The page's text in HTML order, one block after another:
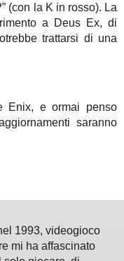
(con la K in rosso). La
a Deus Ex, di
trattarsi di una
Enix, e ormai penso
saranno
1993, videogioco
mi ha affascinato